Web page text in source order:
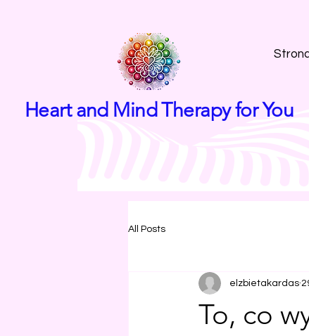
Heart and Mind Therapy for You
All Posts
To, co
elzbietakardas